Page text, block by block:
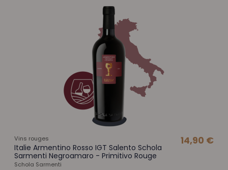
Vins rouges
Italie Armentino Rosso IGT Salento Schola
Sarmenti Negroamaro - Primitivo Rouge
Schola Sarmenti
14,90 €